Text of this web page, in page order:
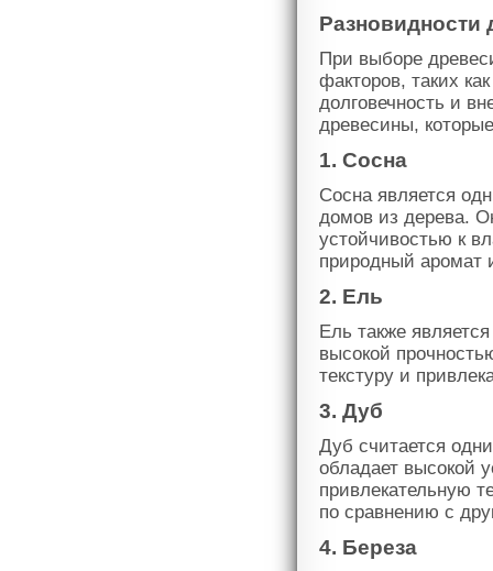
Разновидности
При выборе
факторов, таких
долговечность и
древесины,
1. Сосна
Сосна является
домов из дерева.
устойчивостью к
природный аромат
2. Ель
Ель также
высокой
текстуру и
3. Дуб
Дуб считается
обладает высокой
привлекательную
по сравнению с
4. Береза